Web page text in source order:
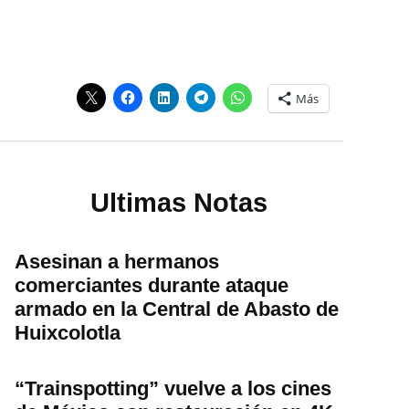
Más
Ultimas Notas
Asesinan a hermanos
comerciantes durante ataque
armado en la Central de Abasto de
Huixcolotla
“Trainspotting” vuelve a los cines